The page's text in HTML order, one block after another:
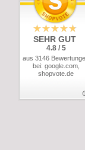
SEHR GUT
4.8 / 5
aus 3146
bei: google.com,
shopvote.de